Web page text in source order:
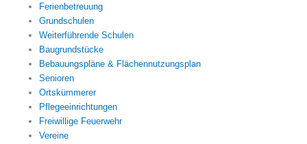
Ferienbetreuung
Grundschulen
Weiterführende Schulen
Baugrundstücke
Bebauungspläne & Flächennutzungsplan
Senioren
Ortskümmerer
Pflegeeinrichtungen
Freiwillige Feuerwehr
Vereine